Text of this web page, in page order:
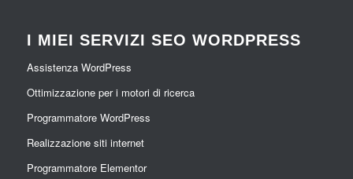
I MIEI SERVIZI SEO WORDPRESS
Assistenza WordPress
Ottimizzazione per i motori di ricerca
Programmatore WordPress
Realizzazione siti internet
Programmatore Elementor